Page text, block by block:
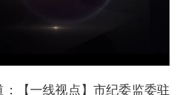
【一线视点】市纪委监委驻